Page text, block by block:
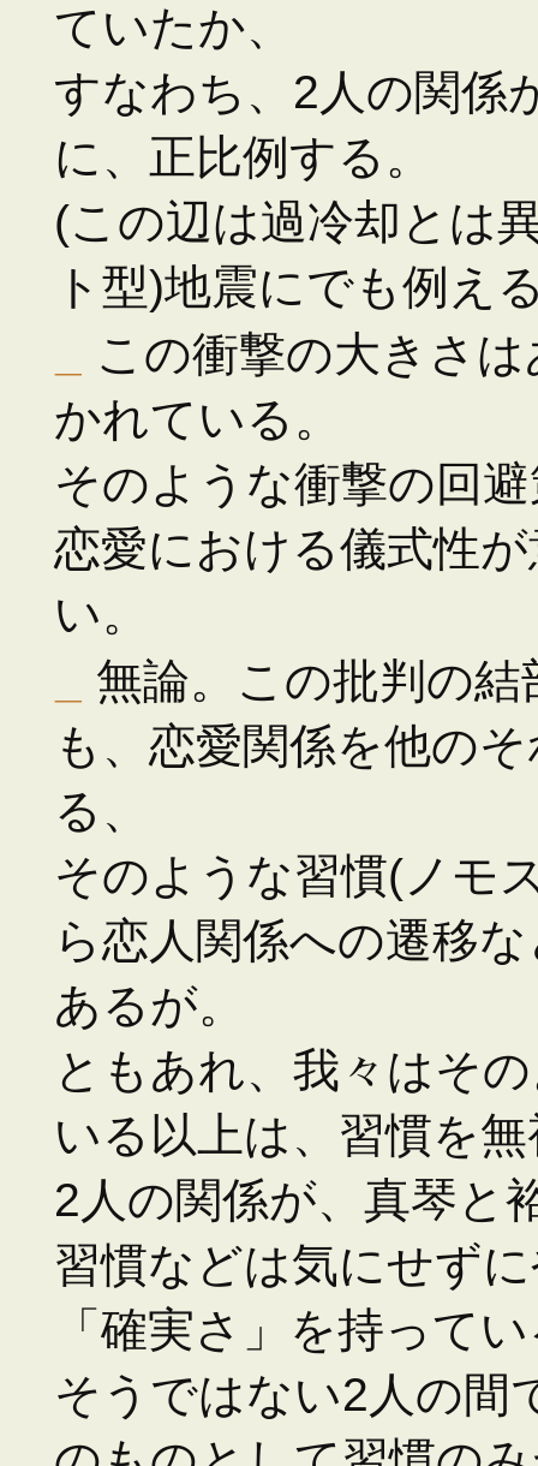
ていたか、
すなわち、2人の関係
に、正比例する。
(この辺は過冷却とは
ト型)地震にでも例え
この衝撃の大きさ
かれている。
そのような衝撃の回
恋愛における儀式性
い。
無論。この批判の
も、恋愛関係を他の
る、
そのような習慣(ノモ
ら恋人関係への遷移
あるが。
ともあれ、我々はそ
いる以上は、習慣を
2人の関係が、真琴と
習慣などは気にせず
「確実さ」を持って
そうではない2人の間